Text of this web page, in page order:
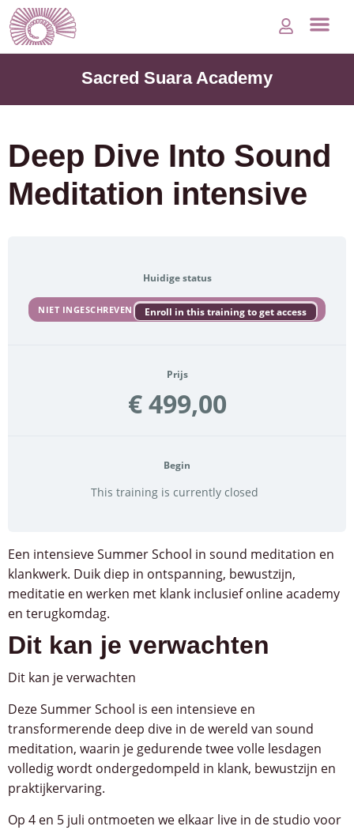
Sacred Suara Academy
Deep Dive Into Sound
Meditation intensive
Huidige status
NIET INGESCHREVEN Enroll in this training to get access
Prijs
€ 499,00
Begin
This training is currently closed
Een intensieve Summer School in sound meditation en
klankwerk. Duik diep in ontspanning, bewustzijn,
meditatie en werken met klank inclusief online academy
en terugkomdag.
Dit kan je verwachten
Dit kan je verwachten
Deze Summer School is een intensieve en
transformerende deep dive in de wereld van sound
meditation, waarin je gedurende twee volle lesdagen
volledig wordt ondergedompeld in klank, bewustzijn en
praktijkervaring.
Op 4 en 5 juli ontmoeten we elkaar live in de studio voor